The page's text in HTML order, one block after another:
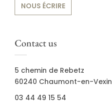
NOUS ÉCRIRE
Contact us
5 chemin de Rebetz
60240 Chaumont-en-Vexin
03 44 49 15 54